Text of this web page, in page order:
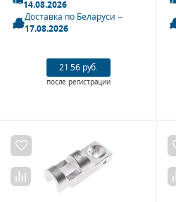
14.08.2026
Доставка по Беларуси –
17.08.2026
21.56 руб.
после регистрации